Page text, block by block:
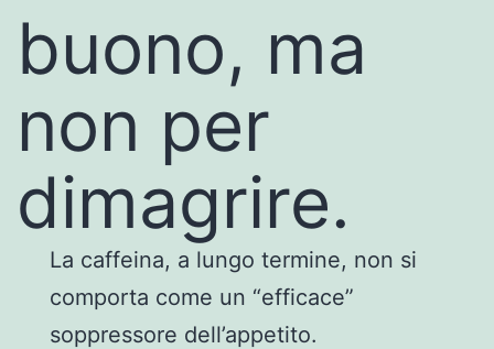
buono, ma
non per
dimagrire.
La caffeina, a lungo termine, non si
comporta come un “efficace”
soppressore dell’appetito.